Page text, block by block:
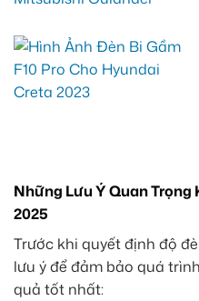
Những Lưu Ý Quan
2025
Trước khi quyết định độ
lưu ý để đảm bảo quá
quả tốt nhất: